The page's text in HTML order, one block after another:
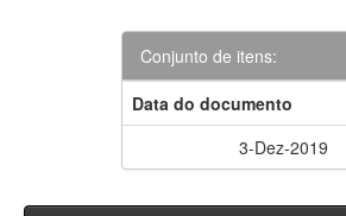
Conjunto de itens:
Data do documento
3-Dez-2019